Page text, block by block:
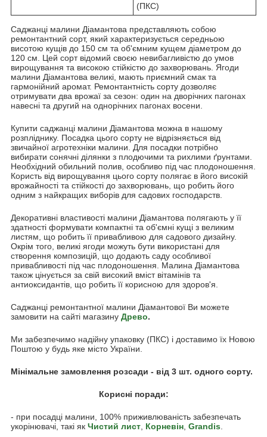
(ПКС)
Саджанці малини Діамантова представляють собою
ремонтантний сорт, який характеризується середньою
висотою кущів до 150 см та об'ємним кущем діаметром до
120 см. Цей сорт відомий своєю невибагливістю до умов
вирощування та високою стійкістю до захворювань. Ягоди
малини Діамантова великі, мають приємний смак та
гармонійний аромат. Ремонтантність сорту дозволяє
отримувати два врожаї за сезон: один на дворічних пагонах
навесні та другий на однорічних пагонах восени.
Купити саджанці малини Діамантова можна в нашому
розпліднику. Посадка цього сорту не відрізняється від
звичайної агротехніки малини. Для посадки потрібно
вибирати сонячні ділянки з плодючими та рихлими ґрунтами.
Необхідний обильний полив, особливо під час плодоношення.
Користь від вирощування цього сорту полягає в його високій
врожайності та стійкості до захворювань, що робить його
одним з найкращих виборів для садових господарств.
Декоративні властивості малини Діамантова полягають у її
здатності формувати компактні та об'ємні кущі з великим
листям, що робить її привабливою для садового дизайну.
Окрім того, великі ягоди можуть бути використані для
створення композицій, що додають саду особливої
привабливості під час плодоношення. Малина Діамантова
також цінується за свій високий вміст вітамінів та
антиоксидантів, що робить її корисною для здоров'я.
Саджанці ремонтантної малини Діамантової Ви можете
замовити на сайті магазину Древо.
Ми забезпечимо надійну упаковку (ПКС) і доставимо їх Новою
Поштою у будь яке місто України.
Мінімальне замовлення розсади - від 3 шт. одного сорту.
Корисні поради:
- при посадці малини, 100% приживлюваність забезпечать
укорінювачі, такі як Чистий лист Корневін Grandis